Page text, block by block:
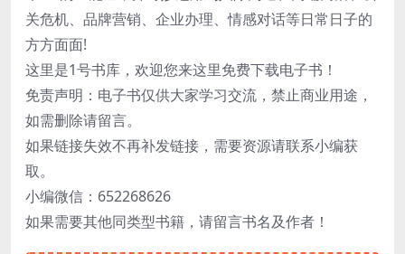
关危机、品牌营销、企业办理、情感对话等日常日子的
方方面面!
这里是1号书库，欢迎您来这里免费下载电子书！
免责声明：电子书仅供大家学习交流，禁止商业用途，
如需删除请留言。
如果链接失效不再补发链接，需要资源请联系小编获
取。
小编微信：652268626
如果需要其他同类型书籍，请留言书名及作者！